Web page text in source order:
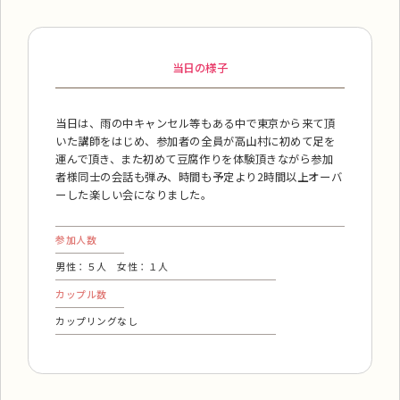
当日の様子
当日は、雨の中キャンセル等もある中で東京から来て頂
いた講師をはじめ、参加者の全員が高山村に初めて足を
運んで頂き、また初めて豆腐作りを体験頂きながら参加
者様同士の会話も弾み、時間も予定より2時間以上オーバ
ーした楽しい会になりました。
参加人数
男性：５人 女性：１人
カップル数
カップリングなし